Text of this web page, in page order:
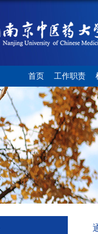
首页 工作职责